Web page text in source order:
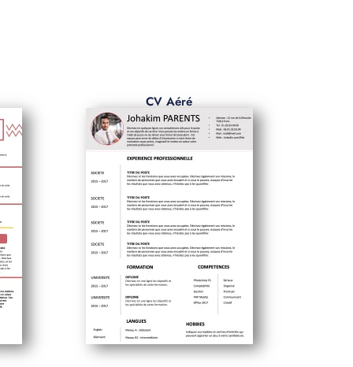
CV Aéré